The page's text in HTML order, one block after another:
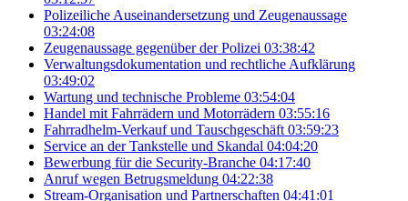
Polizeiliche Auseinandersetzung und Zeugenaussage
03:24:08
Zeugenaussage gegenüber der Polizei 03:38:42
Verwaltungsdokumentation und rechtliche Aufklärung
03:49:02
Wartung und technische Probleme 03:54:04
Handel mit Fahrrädern und Motorrädern 03:55:16
Fahrradhelm-Verkauf und Tauschgeschäft 03:59:23
Service an der Tankstelle und Skandal 04:04:20
Bewerbung für die Security-Branche 04:17:40
Anruf wegen Betrugsmeldung 04:22:38
Stream-Organisation und Partnerschaften 04:41:01